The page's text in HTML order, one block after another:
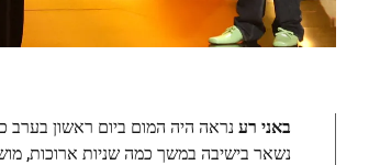
באני רענראה היה המום ביום ראשון בערב
נשאר בישיבה במשך כמה שניות ארוכות,